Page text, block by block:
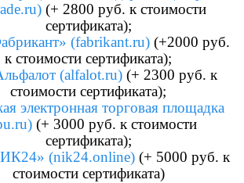
(+ 2800 руб. к стоимости
сертификата);
(fabrikant.ru)(+2000 руб.
к стоимости сертификата);
(alfalot.ru) (+ 2300 руб. к
стоимости сертификата);
электронная торговая площадка
(+ 3000 руб. к стоимости
сертификата);
(nik24.online) (+ 5000 руб. к
стоимости сертификата)